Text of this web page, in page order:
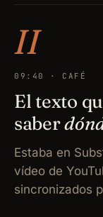
II
09:40 · CAFÉ
El texto
saber
Estaba en
vídeo de
sincronizados